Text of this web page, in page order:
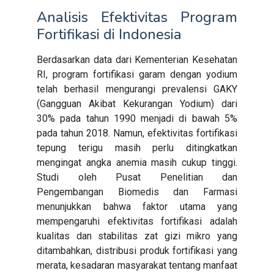
Analisis Efektivitas Program
Fortifikasi di Indonesia
Berdasarkan data dari Kementerian Kesehatan
RI, program fortifikasi garam dengan yodium
telah berhasil mengurangi prevalensi GAKY
(Gangguan Akibat Kekurangan Yodium) dari
30% pada tahun 1990 menjadi di bawah 5%
pada tahun 2018. Namun, efektivitas fortifikasi
tepung terigu masih perlu ditingkatkan
mengingat angka anemia masih cukup tinggi.
Studi oleh Pusat Penelitian dan
Pengembangan Biomedis dan Farmasi
menunjukkan bahwa faktor utama yang
mempengaruhi efektivitas fortifikasi adalah
kualitas dan stabilitas zat gizi mikro yang
ditambahkan, distribusi produk fortifikasi yang
merata, kesadaran masyarakat tentang manfaat